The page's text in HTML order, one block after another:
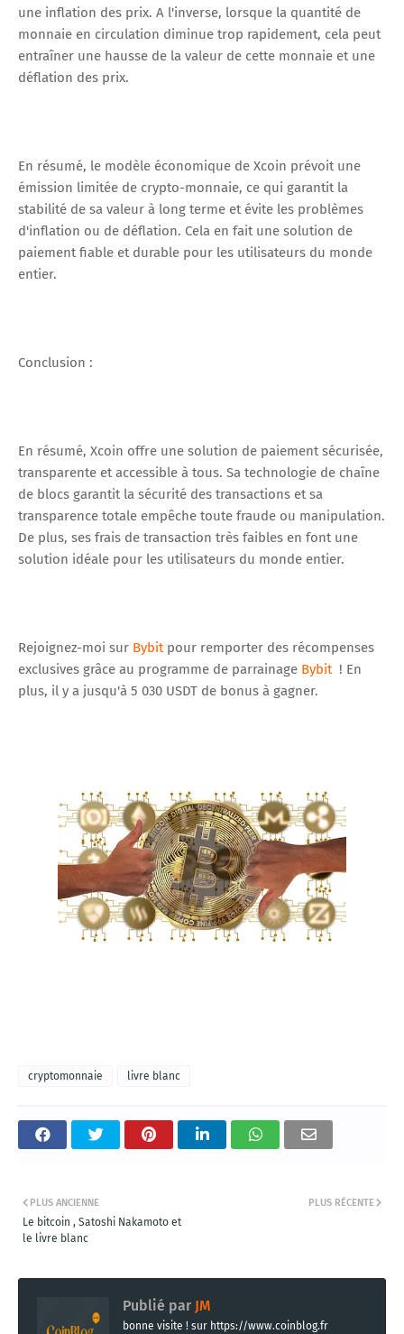
une inflation des prix. A l'inverse, lorsque la quantité de
monnaie en circulation diminue trop rapidement, cela peut
entraîner une hausse de la valeur de cette monnaie et une
déflation des prix.
En résumé, le modèle économique de Xcoin prévoit une
émission limitée de crypto-monnaie, ce qui garantit la
stabilité de sa valeur à long terme et évite les problèmes
d'inflation ou de déflation. Cela en fait une solution de
paiement fiable et durable pour les utilisateurs du monde
entier.
Conclusion :
En résumé, Xcoin offre une solution de paiement sécurisée,
transparente et accessible à tous. Sa technologie de chaîne
de blocs garantit la sécurité des transactions et sa
transparence totale empêche toute fraude ou manipulation.
De plus, ses frais de transaction très faibles en font une
solution idéale pour les utilisateurs du monde entier.
Rejoignez-moi sur Bybitpour remporter des récompenses
exclusives grâce au programme de parrainage Bybit! En
plus, il y a jusqu'à 5 030 USDT de bonus à gagner.
cryptomonnaie livre blanc
PLUS RÉCENTE
PLUS ANCIENNE
Le bitcoin , Satoshi Nakamoto et
le livre blanc
Publié par JM
bonne visite ! sur https://www.coinblog.fr